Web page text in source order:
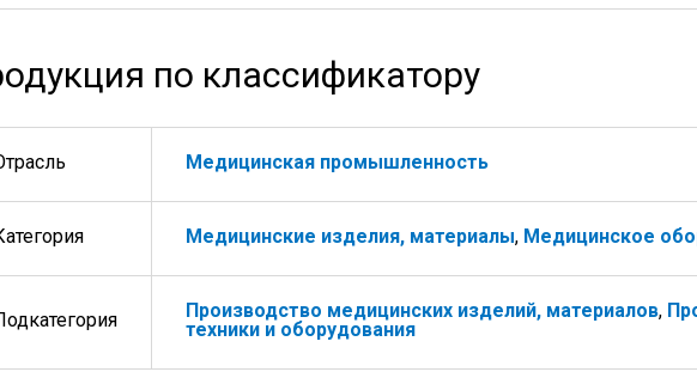
по классификатору
Медицинская промышленность
Медицинские изделия, материалы, Медицинское
Производство медицинских изделий, материалов,
техники и оборудования